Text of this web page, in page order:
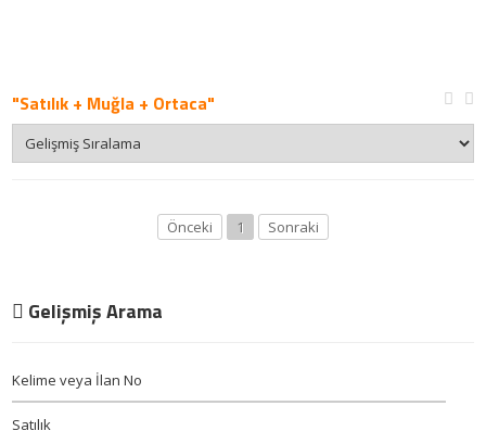
"Satılık + Muğla + Ortaca"
Önceki 1 Sonraki
Gelişmiş Arama